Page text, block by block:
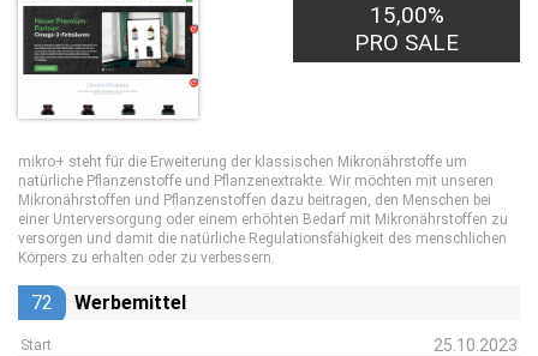
15,00%
PRO SALE
mikro+ steht für die Erweiterung der klassischen Mikronährstoffe um
natürliche Pflanzenstoffe und Pflanzenextrakte. Wir möchten mit unseren
Mikronährstoffen und Pflanzenstoffen dazu beitragen, den Menschen bei
einer Unterversorgung oder einem erhöhten Bedarf mit Mikronährstoffen zu
versorgen und damit die natürliche Regulationsfähigkeit des menschlichen
Körpers zu erhalten oder zu verbessern.
72 Werbemittel
Start 25.10.2023